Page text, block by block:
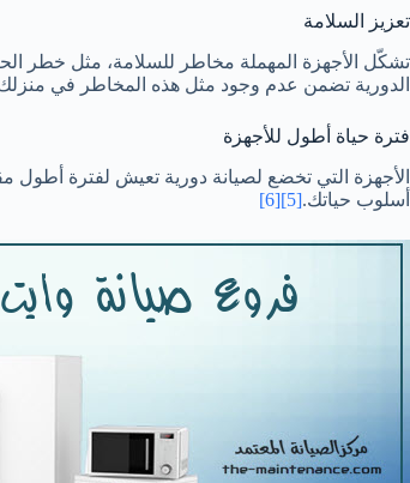
تعزيز السلامة
تشكّل الأجهزة المهملة مخاطر للسلامة، مثل خطر
الدورية تضمن عدم وجود مثل هذه المخاطر في
فترة حياة أطول للأجهزة
الأجهزة التي تخضع لصيانة دورية تعيش لفترة أطول
أسلوب حياتك.[5]
[6]